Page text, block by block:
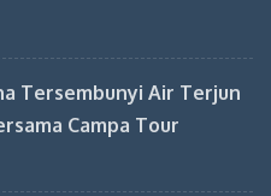
Tersembunyi Air Terjun
Campa Tour